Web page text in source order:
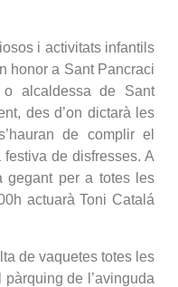
i activitats infantils
honor a Sant Pancraci
o alcaldessa de Sant
des d’on dictarà les
de complir el
de disfresses. A
gegant per a totes les
actuarà Toni Catalá
de vaquetes totes les
de l’avinguda